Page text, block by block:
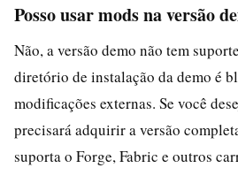
Posso usar mods na versão
Não, a versão demo não tem
diretório de instalação da demo é
modificações externas. Se você
precisará adquirir a versão
suporta o Forge, Fabric e outros